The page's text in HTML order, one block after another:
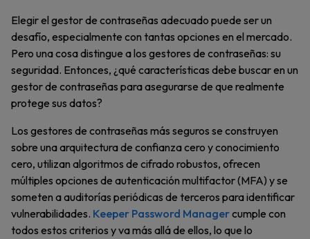
Elegir el gestor de contraseñas adecuado puede ser un
desafío, especialmente con tantas opciones en el mercado.
Pero una cosa distingue a los gestores de contraseñas: su
seguridad. Entonces, ¿qué características debe buscar en un
gestor de contraseñas para asegurarse de que realmente
protege sus datos?
Los gestores de contraseñas más seguros se construyen
sobre una arquitectura de confianza cero y conocimiento
cero, utilizan algoritmos de cifrado robustos, ofrecen
múltiples opciones de autenticación multifactor (MFA) y se
someten a auditorías periódicas de terceros para identificar
vulnerabilidades. Keeper Password Managercumple con
todos estos criterios y va más allá de ellos, lo que lo